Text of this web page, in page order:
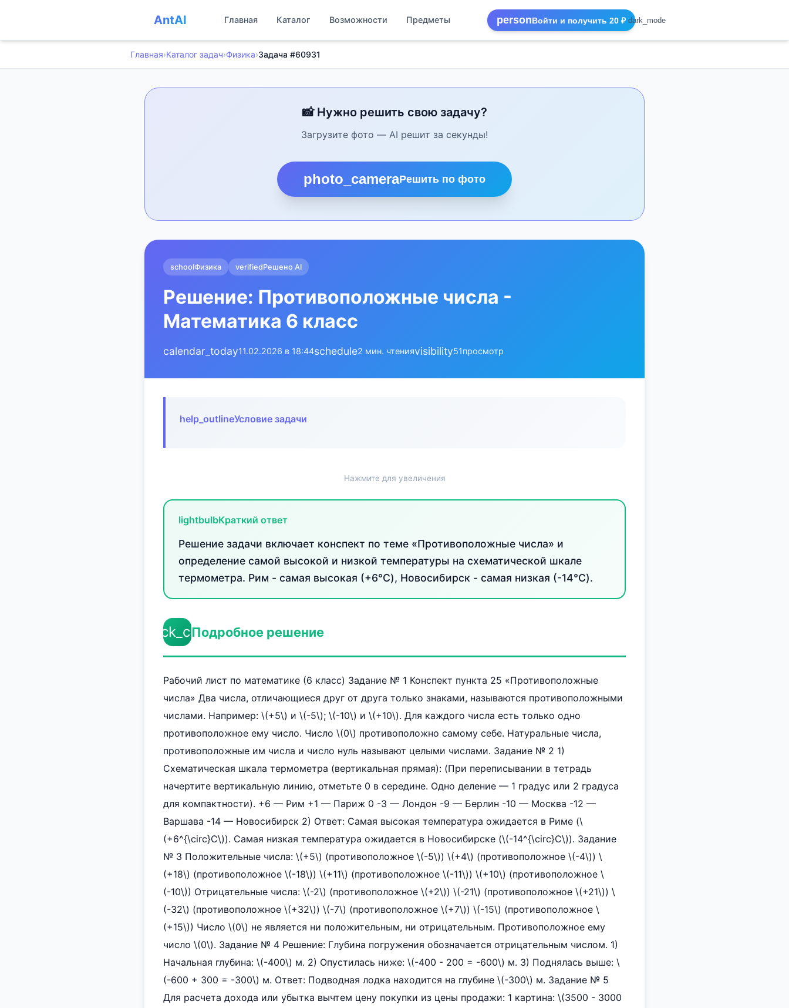
AntAI Главная Каталог Возможности Предметы personВойти и получить 20 ₽ dark_mode
Главная›Каталог задач›Физика›Задача #60931
📸 Нужно решить свою задачу?
Загрузите фото — AI решит за секунды!
photo_cameraРешить по фото
schoolФизика verifiedРешено AI
Решение: Противоположные числа -
Математика 6 класс
calendar_today11.02.2026 в 18:44schedule2 мин. чтенияvisibility51просмотр
help_outlineУсловие задачи
Нажмите для увеличения
lightbulbКраткий ответ
Решение задачи включает конспект по теме «Противоположные числа» и
определение самой высокой и низкой температуры на схематической шкале
термометра. Рим - самая высокая (+6°C), Новосибирск - самая низкая (-14°C).
check_circleПодробное решение
Рабочий лист по математике (6 класс) Задание № 1 Конспект пункта 25 «Противоположные
числа» Два числа, отличающиеся друг от друга только знаками, называются противоположными
числами. Например: \(+5\) и \(-5\); \(-10\) и \(+10\). Для каждого числа есть только одно
противоположное ему число. Число \(0\) противоположно самому себе. Натуральные числа,
противоположные им числа и число нуль называют целыми числами. Задание № 2 1)
Схематическая шкала термометра (вертикальная прямая): (При переписывании в тетрадь
начертите вертикальную линию, отметьте 0 в середине. Одно деление — 1 градус или 2 градуса
для компактности). +6 — Рим +1 — Париж 0 -3 — Лондон -9 — Берлин -10 — Москва -12 —
Варшава -14 — Новосибирск 2) Ответ: Самая высокая температура ожидается в Риме (\
(+6^{\circ}C\)). Самая низкая температура ожидается в Новосибирске (\(-14^{\circ}C\)). Задание
№ 3 Положительные числа: \(+5\) (противоположное \(-5\)) \(+4\) (противоположное \(-4\)) \
(+18\) (противоположное \(-18\)) \(+11\) (противоположное \(-11\)) \(+10\) (противоположное \
(-10\)) Отрицательные числа: \(-2\) (противоположное \(+2\)) \(-21\) (противоположное \(+21\)) \
(-32\) (противоположное \(+32\)) \(-7\) (противоположное \(+7\)) \(-15\) (противоположное \
(+15\)) Число \(0\) не является ни положительным, ни отрицательным. Противоположное ему
число \(0\). Задание № 4 Решение: Глубина погружения обозначается отрицательным числом. 1)
Начальная глубина: \(-400\) м. 2) Опустилась ниже: \(-400 - 200 = -600\) м. 3) Поднялась выше: \
(-600 + 300 = -300\) м. Ответ: Подводная лодка находится на глубине \(-300\) м. Задание № 5
Для расчета дохода или убытка вычтем цену покупки из цены продажи: 1 картина: \(3500 - 3000